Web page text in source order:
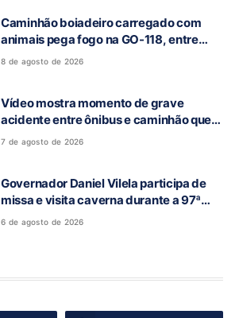
Caminhão boiadeiro carregado com
animais pega fogo na GO-118, entre
Campos Belos e Monte Alegre de Goiás
8 de agosto de 2026
Vídeo mostra momento de grave
acidente entre ônibus e caminhão que
deixou cinco mortos na GO-010, em
7 de agosto de 2026
Governador Daniel Vilela participa de
missa e visita caverna durante a 97ª
Romaria do Bom Jesus da Lapa de Terra
6 de agosto de 2026